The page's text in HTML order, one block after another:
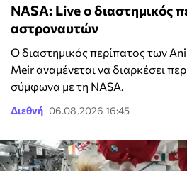
NASA: Live ο διαστημικός
αστροναυτών
Ο διαστημικός περίπατος των
Meir αναμένεται να διαρκέσει
σύμφωνα με τη NASA.
Διεθνή 06.08.2026 16:45